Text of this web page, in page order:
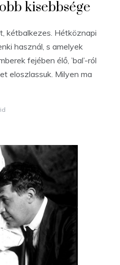
kisebbsége
kétbalkezes. Hétköznapi
használ, s amelyek
fejében élő, ’bal’-ról
eloszlassuk. Milyen ma